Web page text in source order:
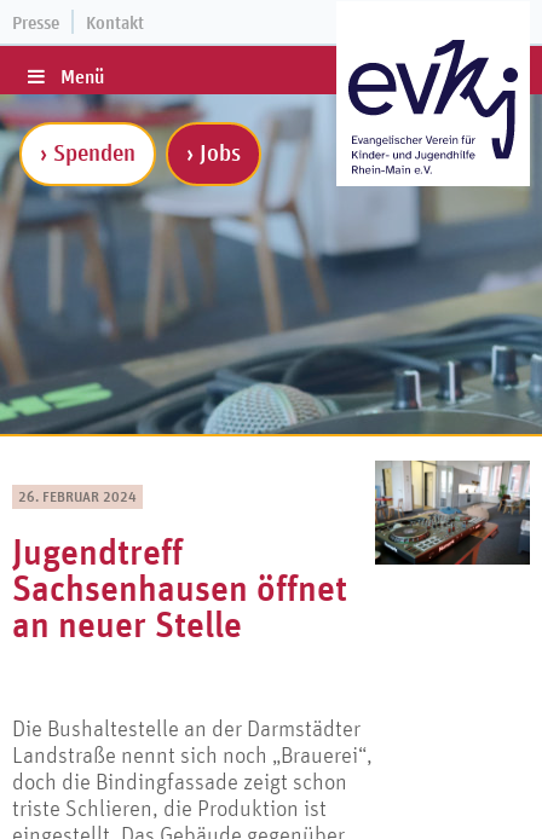
Presse Kontakt
Menü
› Spenden › Jobs
26. FEBRUAR 2024
Jugendtreff
Sachsenhausen öffnet
an neuer Stelle
Die Bushaltestelle an der Darmstädter
Landstraße nennt sich noch „Brauerei“,
doch die Bindingfassade zeigt schon
triste Schlieren, die Produktion ist